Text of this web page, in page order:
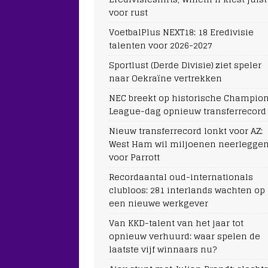
voor rust
VoetbalPlus NEXT18: 18 Eredivisie
talenten voor 2026-2027
Sportlust (Derde Divisie) ziet speler
naar Oekraïne vertrekken
NEC breekt op historische
League-dag opnieuw transferrecord
Nieuw transferrecord lonkt voor AZ:
West Ham wil miljoenen
voor Parrott
Recordaantal oud-internationals
clubloos: 281 interlands wachten op
een nieuwe werkgever
Van KKD-talent van het jaar tot
opnieuw verhuurd: waar spelen de
laatste vijf winnaars nu?